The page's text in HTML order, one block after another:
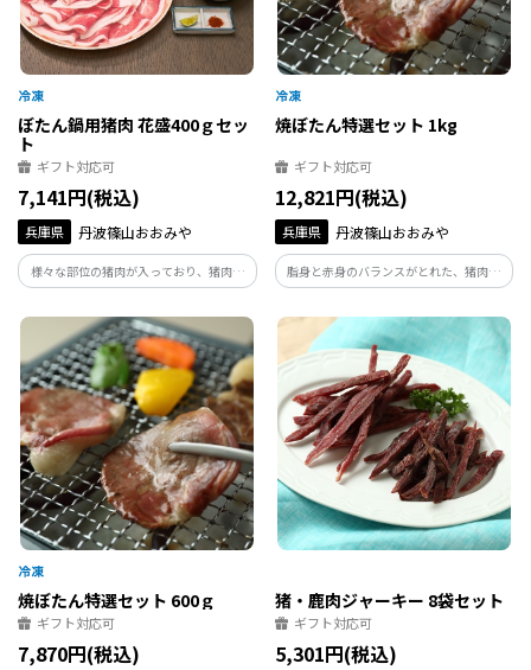
ぼたん鍋用猪肉 花盛400ｇセッ
ト
ギフト対応可
7,141円(税込)
兵庫県 丹波篠山おおみや
様々な部位の猪肉が入っており、猪肉本
来の美味しさを堪能いただけるセットで
す。ぼたんの花びらを連想する美しい花盛
姿でお届けします。
焼ぼたん特選セット 1kg
ギフト対応可
12,821円(税込)
兵庫県 丹波篠山おおみや
脂身と赤身のバランスがとれた、猪肉本
来の美味しさをご堪能いただける特選セ
ットです。旬の味をそのままに、鍋だけで
はなく、焼きぼたんとしてお楽しみくだ
さい。
焼ぼたん特選セット 600ｇ
ギフト対応可
7,870円(税込)
猪・鹿肉ジャーキー 8袋セット
ギフト対応可
5,301円(税込)